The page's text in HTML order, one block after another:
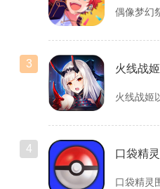
3 火线战姬
4 口袋精灵